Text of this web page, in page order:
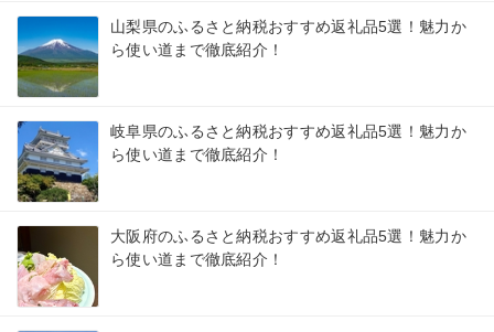
山梨県のふるさと納税おすすめ返礼品5選！魅力か
ら使い道まで徹底紹介！
岐阜県のふるさと納税おすすめ返礼品5選！魅力か
ら使い道まで徹底紹介！
大阪府のふるさと納税おすすめ返礼品5選！魅力か
ら使い道まで徹底紹介！